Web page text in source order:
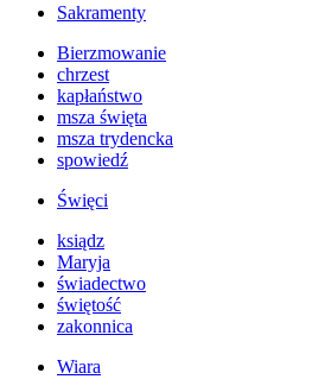
Sakramenty
Bierzmowanie
chrzest
kapłaństwo
msza święta
msza trydencka
spowiedź
Święci
ksiądz
Maryja
świadectwo
świętość
zakonnica
Wiara